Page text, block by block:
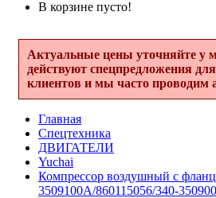
В корзине пусто!
Актуальные цены уточняйте у
действуют спецпредложения
клиентов и мы часто проводим
Главная
Спецтехника
ДВИГАТЕЛИ
Yuchai
Компрессор воздушный с
3509100A/860115056/340-